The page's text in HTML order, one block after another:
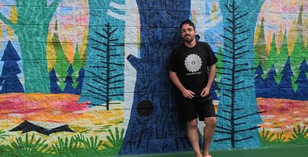
Centros Educativos